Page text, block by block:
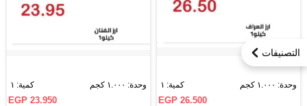
التصنيفات
وحدة: ١.٠٠٠ كجم كمية: ١
EGP 26.500
وحدة: ١.٠٠٠ كجم كمية: ١
EGP 23.950